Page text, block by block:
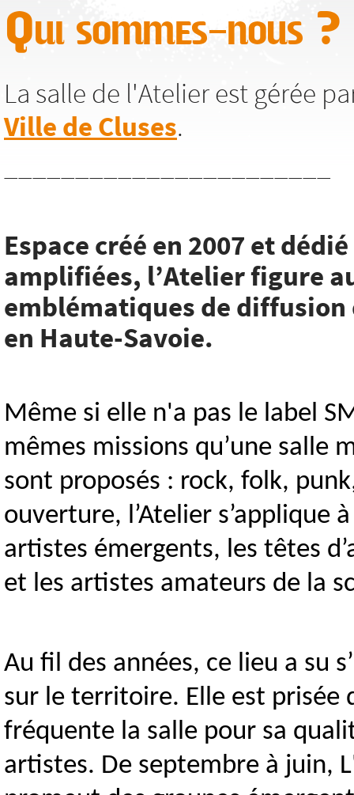
Qui sommes-nous ?
La salle de l'Atelier est gérée
Ville de Cluses.
Espace créé en 2007 et
amplifiées, l’Atelier figure
emblématiques de diffusion
en Haute-Savoie.
Même si elle n'a pas le label
mêmes missions qu’une salle
sont proposés : rock, folk,
ouverture, l’Atelier s’applique
artistes émergents, les têtes
et les artistes amateurs de la
Au fil des années, ce lieu a su
sur le territoire. Elle est prisée
fréquente la salle pour sa
artistes. De septembre à juin,